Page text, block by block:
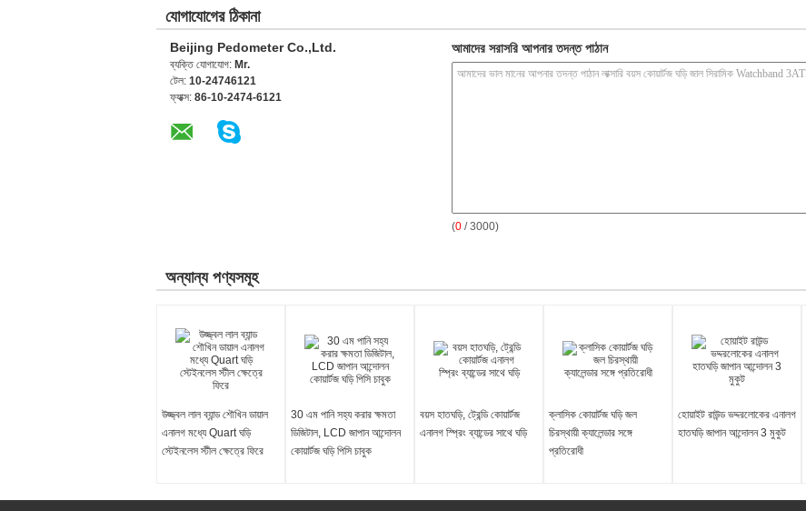
যোগাযোগের ঠিকানা
Beijing Pedometer Co.,Ltd.
ব্যক্তি যোগাযোগ: Mr.
টেল: 10-24746121
ফ্যাক্স: 86-10-2474-6121
আমাদের সরাসরি আপনার তদন্ত পাঠান
(0 / 3000)
অন্যান্য পণ্যসমূহ
উজ্জ্বল লাল ব্যান্ড শৌখিন ডায়াল
এনালগ মধ্যে Quart ঘড়ি
স্টেইনলেস স্টীল ক্ষেত্রে ফিরে
30 এম পানি সহ্য করার ক্ষমতা
ডিজিটাল, LCD জাপান আন্দোলন
কোয়ার্টজ ঘড়ি পিসি চাবুক
বয়স হাতঘড়ি, ট্রেন্ডি কোয়ার্টজ
এনালগ স্প্রিং ব্যান্ডের সাথে ঘড়ি
ক্লাসিক কোয়ার্টজ ঘড়ি জল
চিরস্থায়ী ক্যালেন্ডার সঙ্গে
প্রতিরোধী
হোয়াইট রাউন্ড ভদ্দরলোকের এনালগ
হাতঘড়ি জাপান আন্দোলন 3 মুকুট